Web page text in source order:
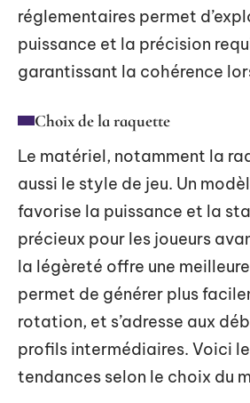
réglementaires permet
puissance et la précision
garantissant la cohérence
Choix de la raquette
Le matériel, notamment la
aussi le style de jeu. Un
favorise la puissance et la
précieux pour les joueurs
la légèreté offre une
permet de générer plus
rotation, et s’adresse aux
profils intermédiaires. Voici
tendances selon le choix du